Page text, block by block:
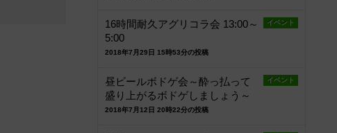
イベント
16時間耐久アグリコラ会 13:00～
5:00
2018年7月29日 15時53分の投稿
イベント
昼ビールボドゲ会～酔っ払って
盛り上がるボドゲしましょう～
2018年7月12日 20時22分の投稿